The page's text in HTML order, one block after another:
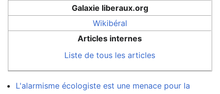
Galaxie liberaux.org
Wikibéral
Articles internes
Liste de tous les articles
L'alarmisme écologiste est une menace pour la